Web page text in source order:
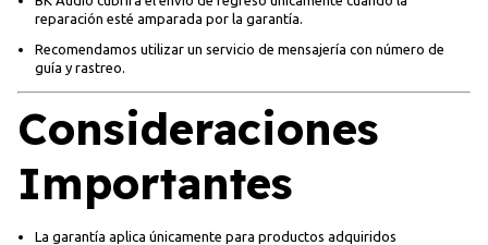
reparación esté amparada por la garantía.
Recomendamos utilizar un servicio de mensajería con número de
guía y rastreo.
Consideraciones
Importantes
La garantía aplica únicamente para productos adquiridos